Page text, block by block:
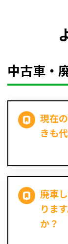
中古車・
現在
きも
廃車
りま
か？